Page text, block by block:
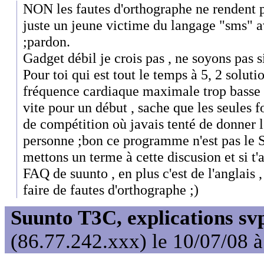
NON les fautes d'orthographe ne rendent
juste un jeune victime du langage "sms"
;pardon.
Gadget débil je crois pas , ne soyons pas
Pour toi qui est tout le temps à 5, 2
fréquence cardiaque maximale trop
vite pour un début , sache que les seules
de compétition où javais tenté de donner
personne ;bon ce programme n'est pas le
mettons un terme à cette discusion et si
FAQ de suunto , en plus c'est de l'anglais
faire de fautes d'orthographe ;)
Suunto T3C, explications
(86.77.242.xxx) le 10/07/08